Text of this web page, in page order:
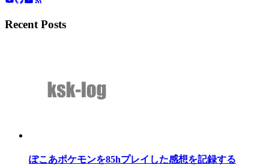
Recent Posts
ぽこあポケモンを85hプレイした感想を記録する